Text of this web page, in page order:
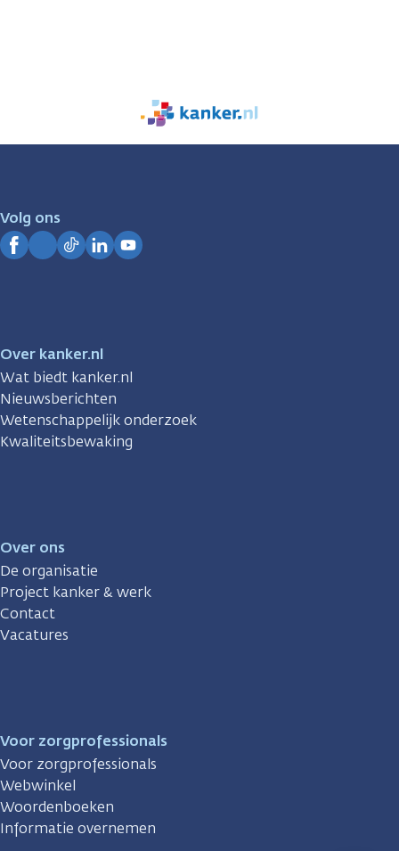
We
zijn
Volg ons
Over kanker.nl
Wat biedt kanker.nl
Nieuwsberichten
Wetenschappelijk onderzoek
Kwaliteitsbewaking
Over ons
De organisatie
Project kanker & werk
Contact
Vacatures
Voor zorgprofessionals
Voor zorgprofessionals
Webwinkel
Woordenboeken
Informatie overnemen